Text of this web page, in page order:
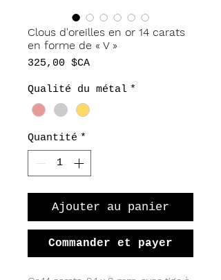
Clous d'oreilles en or 14 carats
en forme de « V »
325,00 $CAPrix
Qualité du métal *
Quantité *
Ajouter au panier
Commander et payer